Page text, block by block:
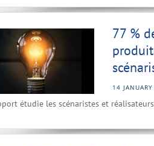
77 %
14
étudie les scénaristes et